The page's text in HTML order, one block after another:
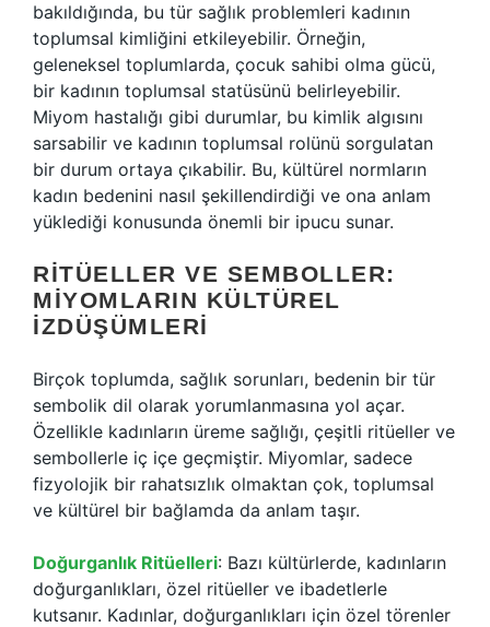
bakıldığında, bu tür sağlık problemleri kadının
toplumsal kimliğini etkileyebilir. Örneğin,
geleneksel toplumlarda, çocuk sahibi olma gücü,
bir kadının toplumsal statüsünü belirleyebilir.
Miyom hastalığı gibi durumlar, bu kimlik algısını
sarsabilir ve kadının toplumsal rolünü sorgulatan
bir durum ortaya çıkabilir. Bu, kültürel normların
kadın bedenini nasıl şekillendirdiği ve ona anlam
yüklediği konusunda önemli bir ipucu sunar.
RITÜELLER VE SEMBOLLER:
MIYOMLARIN KÜLTÜREL
İZDÜŞÜMLERI
Birçok toplumda, sağlık sorunları, bedenin bir tür
sembolik dil olarak yorumlanmasına yol açar.
Özellikle kadınların üreme sağlığı, çeşitli ritüeller ve
sembollerle iç içe geçmiştir. Miyomlar, sadece
fizyolojik bir rahatsızlık olmaktan çok, toplumsal
ve kültürel bir bağlamda da anlam taşır.
Doğurganlık Ritüelleri: Bazı kültürlerde, kadınların
doğurganlıkları, özel ritüeller ve ibadetlerle
kutsanır. Kadınlar, doğurganlıkları için özel törenler